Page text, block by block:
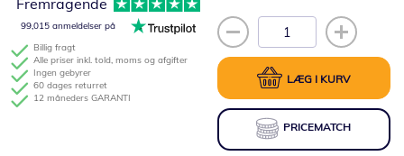
LÆG I KURV
PRICEMATCH
Billig fragt
Alle priser inkl. told, moms og afgifter
Ingen gebyrer
60 dages returret
12 måneders GARANTI
Fremragende
99,015 anmeldelser på